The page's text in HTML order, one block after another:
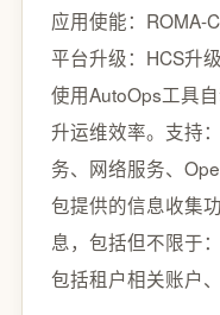
应用使能：ROMA-
平台升级：HCS升
使用AutoOps工具
升运维效率。支持
务、网络服务、
包提供的信息收集
息，包括但不限于
包括租户相关账户、